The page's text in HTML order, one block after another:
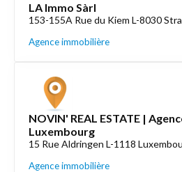
LA Immo Sàrl
153-155A Rue du Kiem L-8030
Agence immobilière
NOVIN' REAL ESTATE |
Luxembourg
15 Rue Aldringen L-1118
Agence immobilière